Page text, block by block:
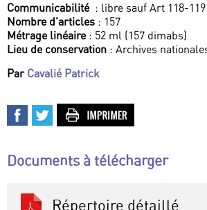
Communicabilité : libre sauf Art 118-119
Nombre d’articles : 157
Métrage linéaire: 52 ml (157 dimabs)
Lieu de conservation : Archives
Par Cavalié Patrick
Documents à télécharger
Répertoire détaillé